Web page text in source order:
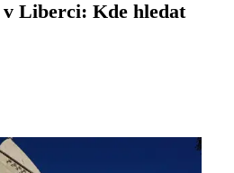
v Liberci: Kde hledat